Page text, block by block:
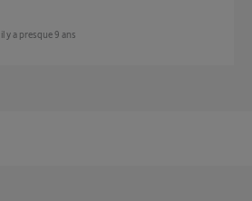
il y a presque 9 ans